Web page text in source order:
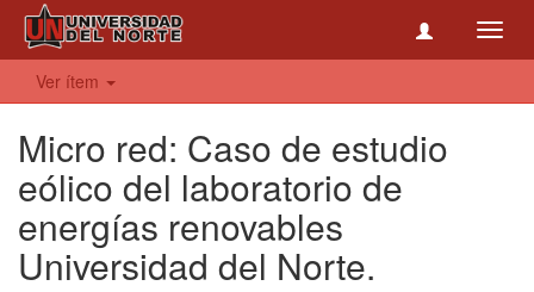
Ver ítem
Micro red: Caso de estudio
eólico del laboratorio de
energías renovables
Universidad del Norte.